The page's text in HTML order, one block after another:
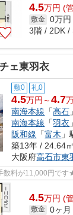
4.5万円 (
敷金 0万円
3階 / 2DK /
ェ東羽衣
敷0 礼0
4.5万円～4.7
南海本線 「高石
南海本線 「羽衣
阪和線 「富木
築13年 / 24.64
大阪府高石市東
数料が11,000円です
4.5万円 (
敷金 0ヶ月